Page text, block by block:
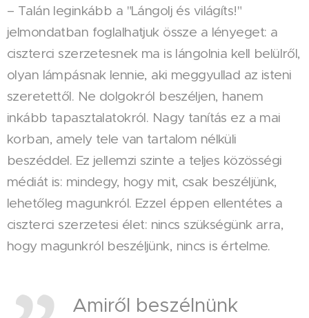
– Talán leginkább a "Lángolj és világíts!"
jelmondatban foglalhatjuk össze a lényeget: a
ciszterci szerzetesnek ma is lángolnia kell belülről,
olyan lámpásnak lennie, aki meggyullad az isteni
szeretettől. Ne dolgokról beszéljen, hanem
inkább tapasztalatokról. Nagy tanítás ez a mai
korban, amely tele van tartalom nélküli
beszéddel. Ez jellemzi szinte a teljes közösségi
médiát is: mindegy, hogy mit, csak beszéljünk,
lehetőleg magunkról. Ezzel éppen ellentétes a
ciszterci szerzetesi élet: nincs szükségünk arra,
hogy magunkról beszéljünk, nincs is értelme.
Amiről beszélnünk